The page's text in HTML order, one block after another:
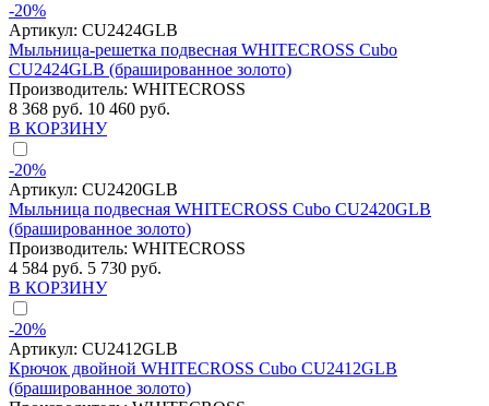
-20%
Артикул: CU2424GLB
Мыльница-решетка подвесная WHITECROSS Cubo
CU2424GLB (брашированное золото)
Производитель: WHITECROSS
8 368 руб. 10 460 руб.
В КОРЗИНУ
-20%
Артикул: CU2420GLB
Мыльница подвесная WHITECROSS Cubo CU2420GLB
(брашированное золото)
Производитель: WHITECROSS
4 584 руб. 5 730 руб.
В КОРЗИНУ
-20%
Артикул: CU2412GLB
Крючок двойной WHITECROSS Cubo CU2412GLB
(брашированное золото)